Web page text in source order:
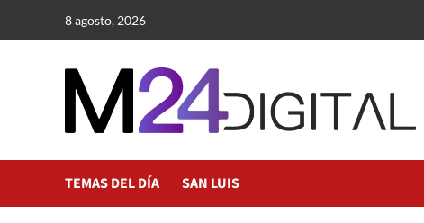
8 agosto, 2026
TEMAS DEL DÍA SAN LUIS